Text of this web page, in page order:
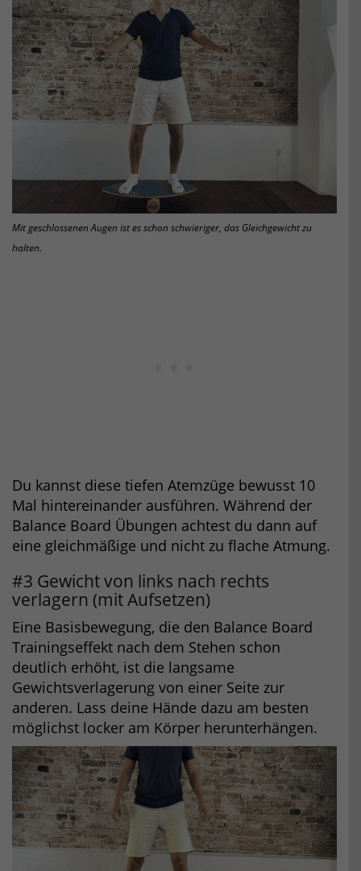
Mit geschlossenen Augen ist es schon schwieriger, das Gleichgewicht zu
halten.
Du kannst diese tiefen Atemzüge bewusst 10
Mal hintereinander ausführen. Während der
Balance Board Übungen achtest du dann auf
eine gleichmäßige und nicht zu flache Atmung.
#3 Gewicht von links nach rechts
verlagern (mit Aufsetzen)
Eine Basisbewegung, die den Balance Board
Trainingseffekt nach dem Stehen schon
deutlich erhöht, ist die langsame
Gewichtsverlagerung von einer Seite zur
anderen. Lass deine Hände dazu am besten
möglichst locker am Körper herunterhängen.